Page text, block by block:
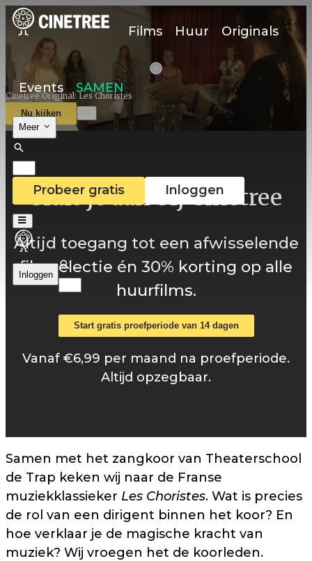
Films Huur Originals
Events SAMEN
Meer
Probeer gratis Inloggen
Inloggen
Cinetree Original: Les Choristes
Nu kijken
Sluit je aan bij Cinetree
Altijd toegang tot een afwisselende
filmselectie én 30% korting op alle
huurfilms.
Start gratis proefperiode van 14 dagen
Vanaf €6,99 per maand na proefperiode.
Altijd opzegbaar.
Samen met het zangkoor van Theaterschool
de Trap keken wij naar de Franse
muziekklassieker Les Choristes. Wat is precies
de rol van een dirigent binnen het koor? En
hoe verklaar je de magische kracht van
muziek? Wij vroegen het de koorleden.